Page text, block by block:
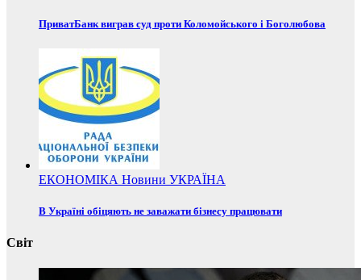
ПриватБанк виграв суд проти Коломойського і Боголюбова
ЕКОНОМІКА Новини УКРАЇНА
В Україні обіцяють не заважати бізнесу працювати
Світ